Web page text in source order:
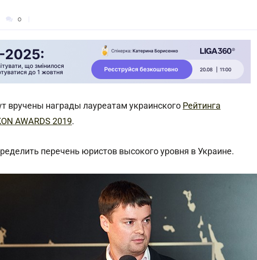
0
вручены награды лауреатам украинского Рейтинга
AWARDS 2019.
перечень юристов высокого уровня в Украине.